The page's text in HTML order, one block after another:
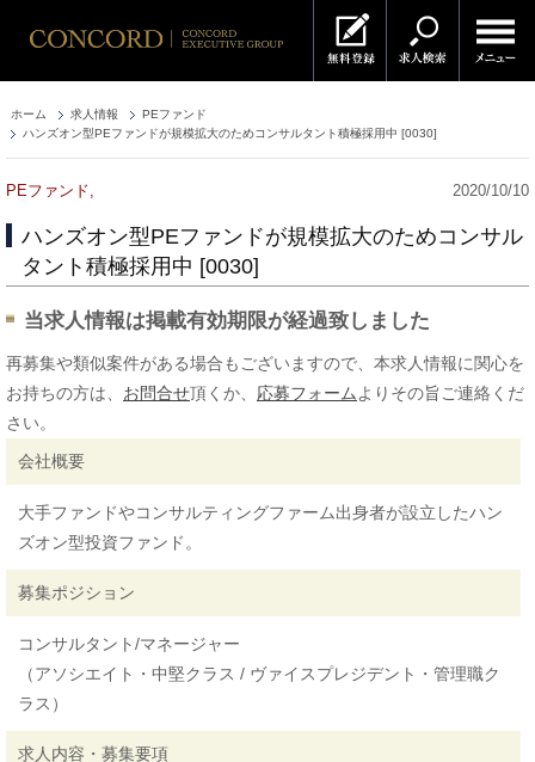
ホーム 求人情報
PEファンド
ハンズオン型PEファンドが規模拡大のためコンサルタント積極採用中 [0030]
PEファンド, 2020/10/10
ハンズオン型PEファンドが規模拡大のためコンサル
タント積極採用中 [0030]
当求人情報は掲載有効期限が経過致しました
再募集や類似案件がある場合もございますので、本求人情報に関心を
お持ちの方は、 お問合せ頂くか、 応募フォーム よりその旨ご連絡くだ
さい。
会社概要
大手ファンドやコンサルティングファーム出身者が設立したハン
ズオン型投資ファンド。
募集ポジション
コンサルタント/マネージャー
（アソシエイト・中堅クラス / ヴァイスプレジデント・管理職ク
ラス）
求人内容・募集要項